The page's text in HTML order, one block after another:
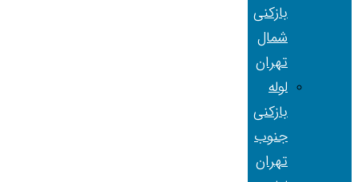
بازکنی
شمال
تهران
لوله
بازکنی
جنوب
تهران